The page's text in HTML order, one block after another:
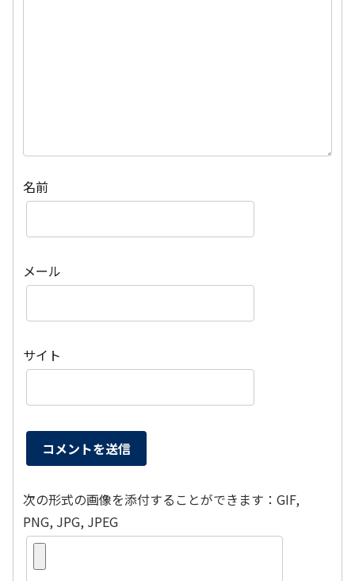
名前
メール
サイト
次の形式の画像を添付することができます：GIF,
PNG, JPG, JPEG